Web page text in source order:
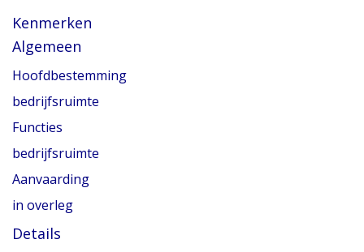
Kenmerken
Algemeen
Hoofdbestemming
bedrijfsruimte
Functies
bedrijfsruimte
Aanvaarding
in overleg
Details